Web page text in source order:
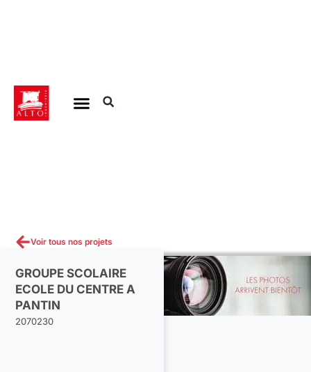
Voir tous nos projets
GROUPE SCOLAIRE
ECOLE DU CENTRE A
PANTIN
2070230